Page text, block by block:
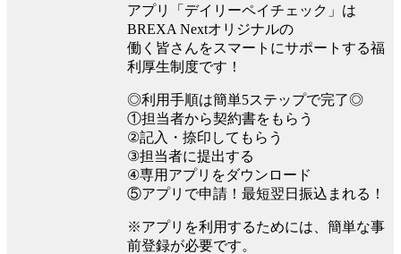
アプリ「デイリーペイチェック」は
BREXA Nextオリジナルの
働く皆さんをスマートにサポートする福
利厚生制度です！
◎利用手順は簡単5ステップで完了◎
①担当者から契約書をもらう
②記入・捺印してもらう
③担当者に提出する
④専用アプリをダウンロード
⑤アプリで申請！最短翌日振込まれる！
※アプリを利用するためには、簡単な事
前登録が必要です。